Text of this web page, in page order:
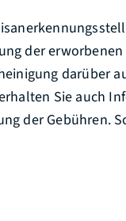
der
darüber
Sie auch
der Gebühren.